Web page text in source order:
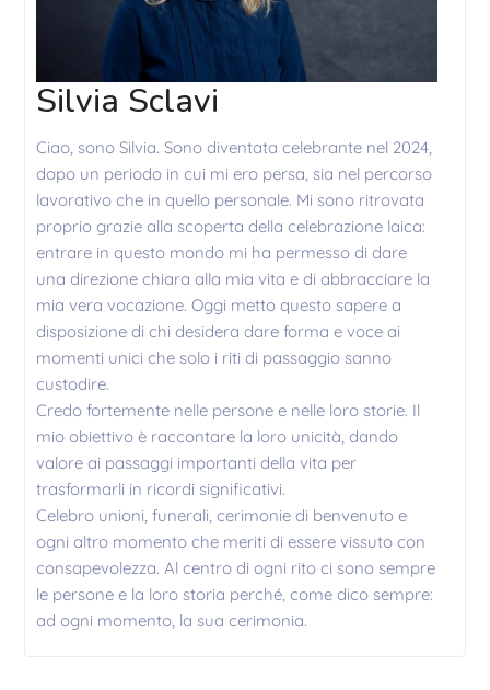
Silvia Sclavi
Ciao, sono Silvia. Sono diventata celebrante nel 2024,
dopo un periodo in cui mi ero persa, sia nel percorso
lavorativo che in quello personale. Mi sono ritrovata
proprio grazie alla scoperta della celebrazione laica:
entrare in questo mondo mi ha permesso di dare
una direzione chiara alla mia vita e di abbracciare la
mia vera vocazione. Oggi metto questo sapere a
disposizione di chi desidera dare forma e voce ai
momenti unici che solo i riti di passaggio sanno
custodire.
Credo fortemente nelle persone e nelle loro storie. Il
mio obiettivo è raccontare la loro unicità, dando
valore ai passaggi importanti della vita per
trasformarli in ricordi significativi.
Celebro unioni, funerali, cerimonie di benvenuto e
ogni altro momento che meriti di essere vissuto con
consapevolezza. Al centro di ogni rito ci sono sempre
le persone e la loro storia perché, come dico sempre:
ad ogni momento, la sua cerimonia.